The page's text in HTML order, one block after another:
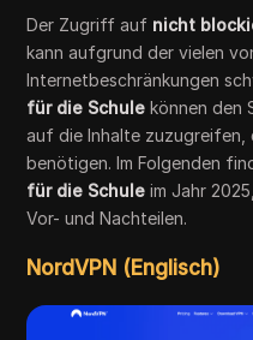
Der Zugriff auf nicht
kann aufgrund der vielen
Internetbeschränkungen
für die Schule können den
auf die Inhalte zuzugreifen,
benötigen. Im Folgenden
für die Schule im Jahr
Vor- und Nachteilen.
NordVPN (Englisch)